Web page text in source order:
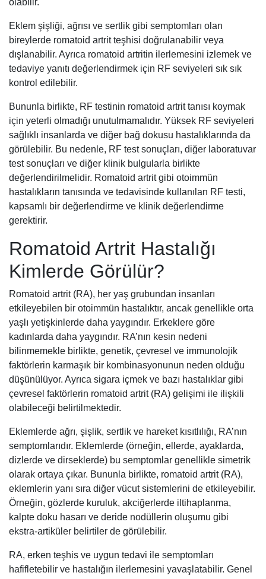
Eklem şişliği, ağrısı ve sertlik gibi semptomları olan
bireylerde romatoid artrit teşhisi doğrulanabilir veya
dışlanabilir. Ayrıca romatoid artritin ilerlemesini izlemek ve
tedaviye yanıtı değerlendirmek için RF seviyeleri sık sık
kontrol edilebilir.
Bununla birlikte, RF testinin romatoid artrit tanısı koymak
için yeterli olmadığı unutulmamalıdır. Yüksek RF seviyeleri
sağlıklı insanlarda ve diğer bağ dokusu hastalıklarında da
görülebilir. Bu nedenle, RF test sonuçları, diğer laboratuvar
test sonuçları ve diğer klinik bulgularla birlikte
değerlendirilmelidir. Romatoid artrit gibi otoimmün
hastalıkların tanısında ve tedavisinde kullanılan RF testi,
kapsamlı bir değerlendirme ve klinik değerlendirme
gerektirir.
Romatoid Artrit Hastalığı
Kimlerde Görülür?
Romatoid artrit (RA), her yaş grubundan insanları
etkileyebilen bir otoimmün hastalıktır, ancak genellikle orta
yaşlı yetişkinlerde daha yaygındır. Erkeklere göre
kadınlarda daha yaygındır. RA’nın kesin nedeni
bilinmemekle birlikte, genetik, çevresel ve immunolojik
faktörlerin karmaşık bir kombinasyonunun neden olduğu
düşünülüyor. Ayrıca sigara içmek ve bazı hastalıklar gibi
çevresel faktörlerin romatoid artrit (RA) gelişimi ile ilişkili
olabileceği belirtilmektedir.
Eklemlerde ağrı, şişlik, sertlik ve hareket kısıtlılığı, RA’nın
semptomlarıdır. Eklemlerde (örneğin, ellerde, ayaklarda,
dizlerde ve dirseklerde) bu semptomlar genellikle simetrik
olarak ortaya çıkar. Bununla birlikte, romatoid artrit (RA),
eklemlerin yanı sıra diğer vücut sistemlerini de etkileyebilir.
Örneğin, gözlerde kuruluk, akciğerlerde iltihaplanma,
kalpte doku hasarı ve deride nodüllerin oluşumu gibi
ekstra-artiküler belirtiler de görülebilir.
RA, erken teşhis ve uygun tedavi ile semptomları
hafifletebilir ve hastalığın ilerlemesini yavaşlatabilir. Genel